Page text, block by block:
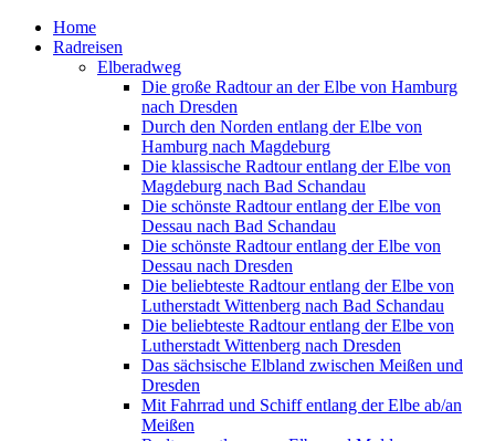
Home
Radreisen
Elberadweg
Die große Radtour an der Elbe von Hamburg
nach Dresden
Durch den Norden entlang der Elbe von
Hamburg nach Magdeburg
Die klassische Radtour entlang der Elbe von
Magdeburg nach Bad Schandau
Die schönste Radtour entlang der Elbe von
Dessau nach Bad Schandau
Die schönste Radtour entlang der Elbe von
Dessau nach Dresden
Die beliebteste Radtour entlang der Elbe von
Lutherstadt Wittenberg nach Bad Schandau
Die beliebteste Radtour entlang der Elbe von
Lutherstadt Wittenberg nach Dresden
Das sächsische Elbland zwischen Meißen und
Dresden
Mit Fahrrad und Schiff entlang der Elbe ab/an
Meißen